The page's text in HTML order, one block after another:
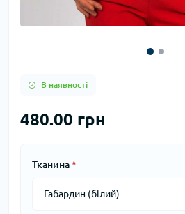
В наявності
480.00 грн
Тканина*